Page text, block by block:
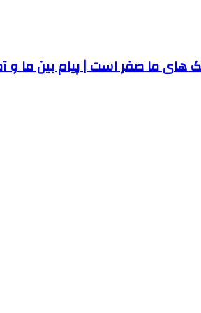
های ما صفر است | پیام بین ما